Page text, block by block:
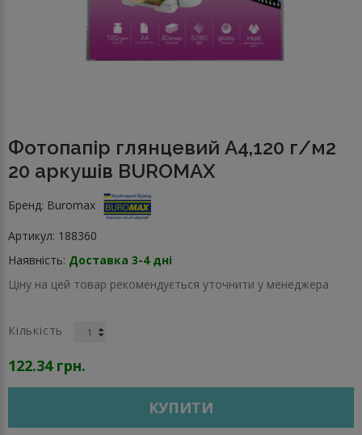
Фотопапір глянцевий А4,120 г/м2
20 аркушів BUROMAX
Бренд: Buromax
Артикул: 188360
Наявність: Доставка 3-4 дні
Ціну на цей товар рекомендується уточнити у менеджера
Кількість
122.34 грн.
КУПИТИ